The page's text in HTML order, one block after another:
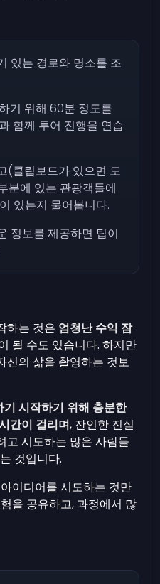
있는 경로와 명소를 조
기 위해 60분 정도를
함께 투어 진행을 연습
(클립보드가 있으면 도
분에 있는 관광객들에
있는지 물어봅니다.
정보를 제공하면 팁이
하는 것은 엄청난 수익 잠
될 수도 있습니다. 하지만
신의 삶을 촬영하는 것보
시작하기 위해 충분한
간이 걸리며, 잔인한 진실
고 시도하는 많은 사람들
것입니다.
이디어를 시도하는 것만
을 공유하고, 과정에서 많